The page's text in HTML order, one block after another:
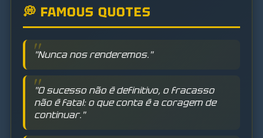
💭 FAMOUS QUOTES
"Nunca nos renderemos."
"O sucesso não é definitivo, o fracasso
não é fatal: o que conta é a coragem de
continuar."